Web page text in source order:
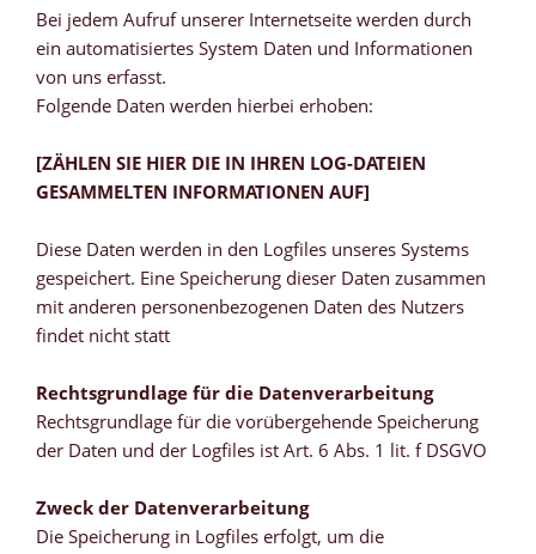
Bei jedem Aufruf unserer Internetseite werden durch
ein automatisiertes System Daten und Informationen
von uns erfasst.
Folgende Daten werden hierbei erhoben:
[ZÄHLEN SIE HIER DIE IN IHREN LOG-DATEIEN
GESAMMELTEN INFORMATIONEN AUF]
Diese Daten werden in den Logfiles unseres Systems
gespeichert. Eine Speicherung dieser Daten zusammen
mit anderen personenbezogenen Daten des Nutzers
findet nicht statt
Rechtsgrundlage für die Datenverarbeitung
Rechtsgrundlage für die vorübergehende Speicherung
der Daten und der Logfiles ist Art. 6 Abs. 1 lit. f DSGVO
Zweck der Datenverarbeitung
Die Speicherung in Logfiles erfolgt, um die